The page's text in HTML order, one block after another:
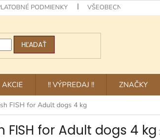
PODMIENKY VŠEOBECNÉ
HĽADAŤ
AKCIE !! VÝPREDAJ !! ZNAČKY
FISH for Adult dogs 4 kg
FISH for Adult dogs 4 kg